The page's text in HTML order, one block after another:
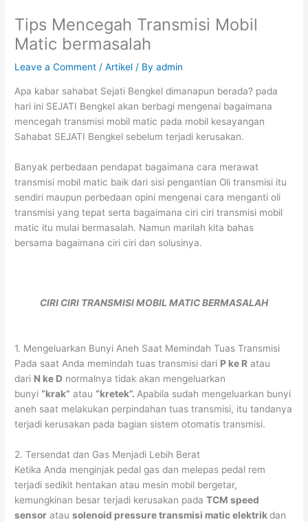
Tips Mencegah Transmisi Mobil
Matic bermasalah
Leave a Comment /Artikel / Byadmin
Apa kabar sahabat Sejati Bengkel dimanapun berada? pada
hari ini SEJATI Bengkel akan berbagi mengenai bagaimana
mencegah transmisi mobil matic pada mobil kesayangan
Sahabat SEJATI Bengkel sebelum terjadi kerusakan.
Banyak perbedaan pendapat bagaimana cara merawat
transmisi mobil matic baik dari sisi pengantian Oli transmisi itu
sendiri maupun perbedaan opini mengenai cara menganti oli
transmisi yang tepat serta bagaimana ciri ciri transmisi mobil
matic itu mulai bermasalah. Namun marilah kita bahas
bersama bagaimana ciri ciri dan solusinya.
CIRI CIRI TRANSMISI MOBIL MATIC BERMASALAH
1. Mengeluarkan Bunyi Aneh Saat Memindah Tuas Transmisi
Pada saat Anda memindah tuas transmisi dari P ke R atau
dari N ke D normalnya tidak akan mengeluarkan
bunyi“krak” atau“kretek”. Apabila sudah mengeluarkan bunyi
aneh saat melakukan perpindahan tuas transmisi, itu tandanya
terjadi kerusakan pada bagian sistem otomatis transmisi.
2. Tersendat dan Gas Menjadi Lebih Berat
Ketika Anda menginjak pedal gas dan melepas pedal rem
terjadi sedikit hentakan atau mesin mobil bergetar,
kemungkinan besar terjadi kerusakan padaTCM speed
sensor atausolenoid pressure transmisi matic elektrikdan